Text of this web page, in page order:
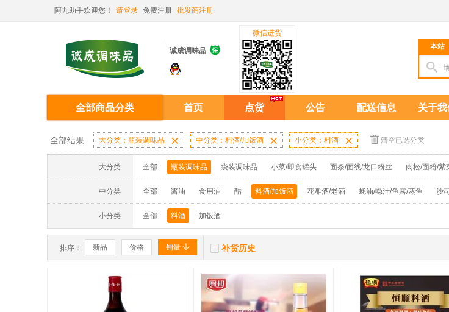
阿九助手欢迎您！ 请登录 免费注册 批发商注册
诚成调味品 
微信进货
本站
全部商品分类 首页 点货 公告 配送信息 关于我
全部结果 大分类：瓶装调味品  中分类：料酒/加饭酒  小分类：料酒  清空已选分类
大分类 全部 瓶装调味品 袋装调味品 小菜/即食罐头 面条/面线/龙口粉丝 肉松/面粉/紫
中分类 全部 酱油 食用油 醋 料酒/加饭酒 花雕酒/老酒 蚝油/喼汁/鱼露/蒸鱼 沙
小分类 全部 料酒 加饭酒
排序： 新品 价格 销量   补货历史